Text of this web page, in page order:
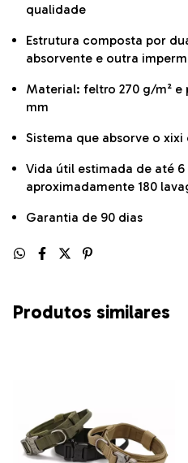
qualidade
Estrutura composta por
absorvente e outra
Material: feltro 270 g/m² e
mm
Sistema que absorve o
Vida útil estimada de até 6
aproximadamente 180
Garantia de 90 dias
Produtos similares